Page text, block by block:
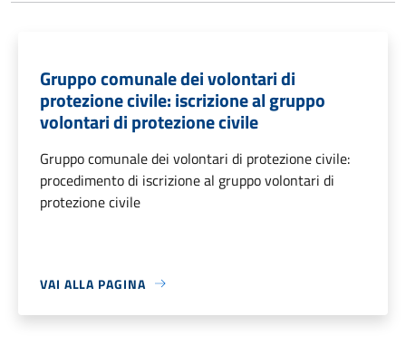
Gruppo comunale dei volontari di
protezione civile: iscrizione al gruppo
volontari di protezione civile
Gruppo comunale dei volontari di protezione civile:
procedimento di iscrizione al gruppo volontari di
protezione civile
VAI ALLA PAGINA